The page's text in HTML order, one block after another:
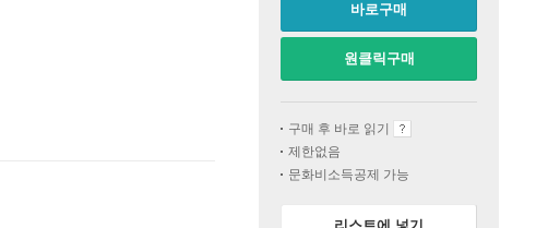
바로구매
원클릭구매
구매 후 바로 읽기
제한없음
문화비소득공제 가능